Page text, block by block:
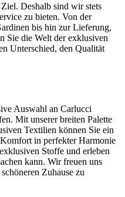
Deshalb sind wir stets
zu bieten. Von der
bis hin zur Lieferung,
Sie die Welt der exklusiven
Unterschied, den Qualität
Auswahl an Carlucci
Mit unserer breiten Palette
Textilien können Sie ein
in perfekter Harmonie
Stoffe und erleben
kann. Wir freuen uns
Zuhause zu